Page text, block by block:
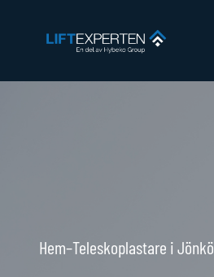
Hem–Teleskoplastare i